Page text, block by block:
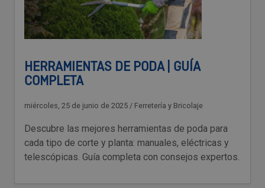
HERRAMIENTAS DE PODA | GUÍA
COMPLETA
miércoles, 25 de junio de 2025 / Ferretería y Bricolaje
Descubre las mejores herramientas de poda para
cada tipo de corte y planta: manuales, eléctricas y
telescópicas. Guía completa con consejos expertos.